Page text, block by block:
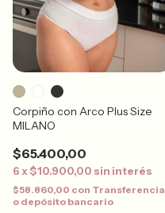
Corpiño con Arco Plus Size
MILANO
$65.400,00
6 x$10.900,00 sin interés
$58.860,00 con Transferencia
o depósito bancario